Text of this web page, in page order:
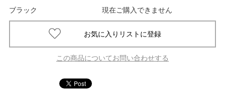
ブラック 現在ご購入できません
この商品についてお問い合わせする